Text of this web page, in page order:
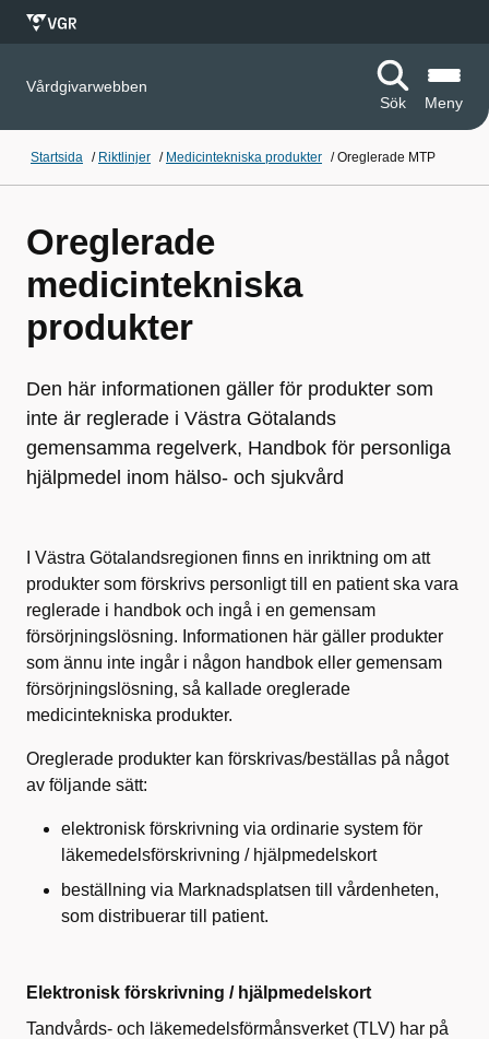
Vårdgivarwebben
Sök
Meny
Startsida / Riktlinjer / Medicintekniska produkter /Oreglerade MTP
Oreglerade
medicintekniska
produkter
Den här informationen gäller för produkter som
inte är reglerade i Västra Götalands
gemensamma regelverk, Handbok för personliga
hjälpmedel inom hälso- och sjukvård
I Västra Götalandsregionen finns en inriktning om att
produkter som förskrivs personligt till en patient ska vara
reglerade i handbok och ingå i en gemensam
försörjningslösning. Informationen här gäller produkter
som ännu inte ingår i någon handbok eller gemensam
försörjningslösning, så kallade oreglerade
medicintekniska produkter.
Oreglerade produkter kan förskrivas/beställas på något
av följande sätt:
elektronisk förskrivning via ordinarie system för
läkemedelsförskrivning / hjälpmedelskort
beställning via Marknadsplatsen till vårdenheten,
som distribuerar till patient.
Elektronisk förskrivning / hjälpmedelskort
Tandvårds- och läkemedelsförmånsverket (TLV) har på